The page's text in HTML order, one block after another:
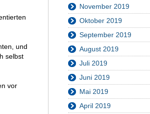
und
selbst
vor
November 2019
Oktober 2019
September 2019
August 2019
Juli 2019
Juni 2019
Mai 2019
April 2019